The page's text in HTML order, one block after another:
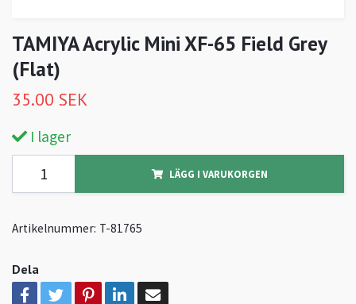
TAMIYA Acrylic Mini XF-65 Field Grey
(Flat)
35.00 SEK
I lager
LÄGG I VARUKORGEN
Artikelnummer: T-81765
Dela